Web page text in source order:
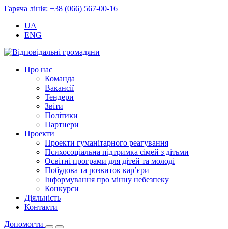
Гаряча лінія: +38 (066) 567-00-16
UA
ENG
Про нас
Команда
Вакансії
Тендери
Звіти
Політики
Партнери
Проекти
Проекти гуманітарного реагування
Психосоціальна підтримка сімей з дітьми
Освітні програми для дітей та молоді
Побудова та розвиток кар’єри
Інформування про мінну небезпеку
Конкурси
Діяльність
Контакти
Допомогти